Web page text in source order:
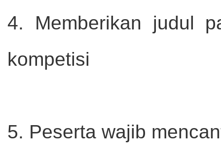
4. Memberikan judul
kompetisi
5. Peserta wajib